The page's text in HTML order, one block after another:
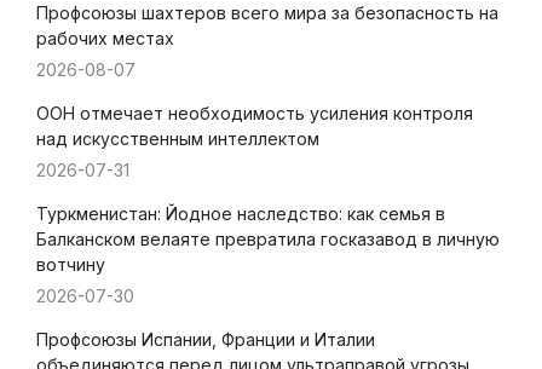
Профсоюзы шахтеров всего мира за безопасность на
рабочих местах
2026-08-07
ООН отмечает необходимость усиления контроля
над искусственным интеллектом
2026-07-31
Туркменистан: Йодное наследство: как семья в
Балканском велаяте превратила госказавод в личную
вотчину
2026-07-30
Профсоюзы Испании, Франции и Италии
объединяются перед лицом ультраправой угрозы